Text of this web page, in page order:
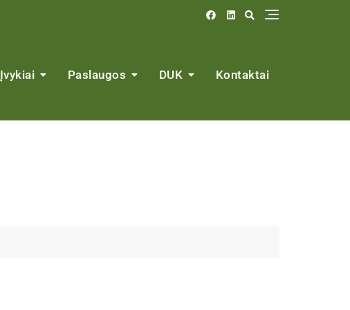
Įvykiai Paslaugos DUK Kontaktai